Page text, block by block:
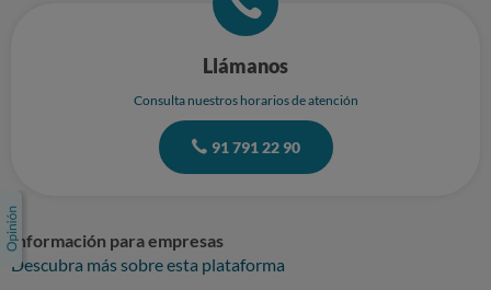
Llámanos
Consulta nuestros horarios de atención
91 791 22 90
Información para empresas
Descubra más sobre esta plataforma